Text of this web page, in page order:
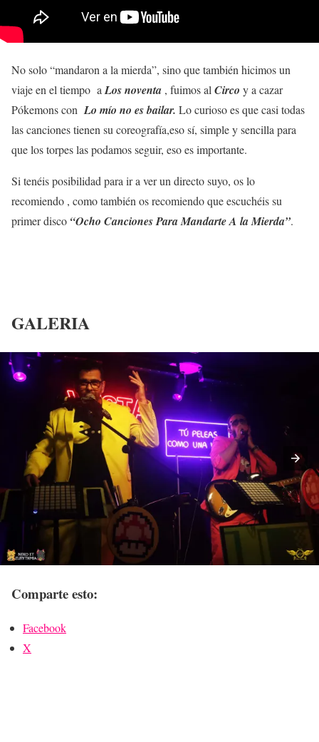
No solo “mandaron a la mierda”, sino que también hicimos un
viaje en el tiempo a Los noventa , fuimos al Circo y a cazar
Pókemons con Lo mío no es bailar. Lo curioso es que casi todas
las canciones tienen su coreografía,eso sí, simple y sencilla para
que los torpes las podamos seguir, eso es importante.
Si tenéis posibilidad para ir a ver un directo suyo, os lo
recomiendo , como también os recomiendo que escuchéis su
primer disco “Ocho Canciones Para Mandarte A la Mierda”.
GALERIA
Comparte esto:
Facebook
X